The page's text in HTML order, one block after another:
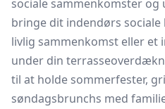
sociale sammenkomster
bringe dit indendørs
livlig sammenkomst eller et
under din
til at holde sommerfester,
søndagsbrunchs med